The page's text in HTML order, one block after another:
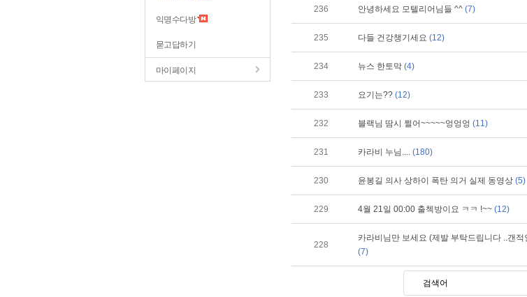
익명수다방
묻고답하기
마이페이지
236 안녕하세요 모텔리어님들 ^^ (7)
235 다들 건강챙기세요 (12)
234 뉴스 한토막 (4)
233 요기는?? (12)
232 블랙님 땀시 쩔어~~~~~엉엉엉 (11)
231 카라비 누님.... (180)
230 윤봉길 의사 상하이 폭탄 의거 실제 동영상 (5)
229 4월 21일 00:00 출첵방이요 ㅋㅋ !~~ (12)
228
카라비님만 보세요 (제발 부탁드립니다 ..갠적
(7)